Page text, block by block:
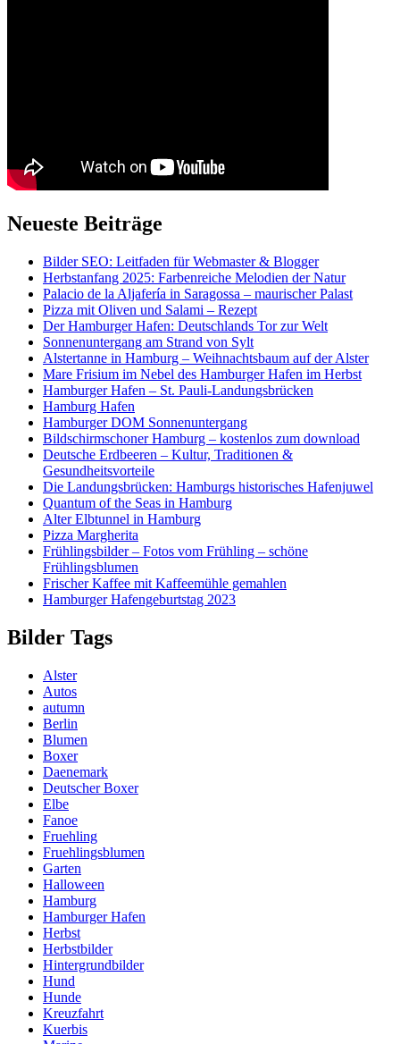
Neueste Beiträge
Bilder SEO: Leitfaden für Webmaster & Blogger
Herbstanfang 2025: Farbenreiche Melodien der Natur
Palacio de la Aljafería in Saragossa – maurischer Palast
Pizza mit Oliven und Salami – Rezept
Der Hamburger Hafen: Deutschlands Tor zur Welt
Sonnenuntergang am Strand von Sylt
Alstertanne in Hamburg – Weihnachtsbaum auf der Alster
Mare Frisium im Nebel des Hamburger Hafen im Herbst
Hamburger Hafen – St. Pauli-Landungsbrücken
Hamburg Hafen
Hamburger DOM Sonnenuntergang
Bildschirmschoner Hamburg – kostenlos zum download
Deutsche Erdbeeren – Kultur, Traditionen &
Gesundheitsvorteile
Die Landungsbrücken: Hamburgs historisches Hafenjuwel
Quantum of the Seas in Hamburg
Alter Elbtunnel in Hamburg
Pizza Margherita
Frühlingsbilder – Fotos vom Frühling – schöne
Frühlingsblumen
Frischer Kaffee mit Kaffeemühle gemahlen
Hamburger Hafengeburtstag 2023
Bilder Tags
Alster
Autos
autumn
Berlin
Blumen
Boxer
Daenemark
Deutscher Boxer
Elbe
Fanoe
Fruehling
Fruehlingsblumen
Garten
Halloween
Hamburg
Hamburger Hafen
Herbst
Herbstbilder
Hintergrundbilder
Hund
Hunde
Kreuzfahrt
Kuerbis